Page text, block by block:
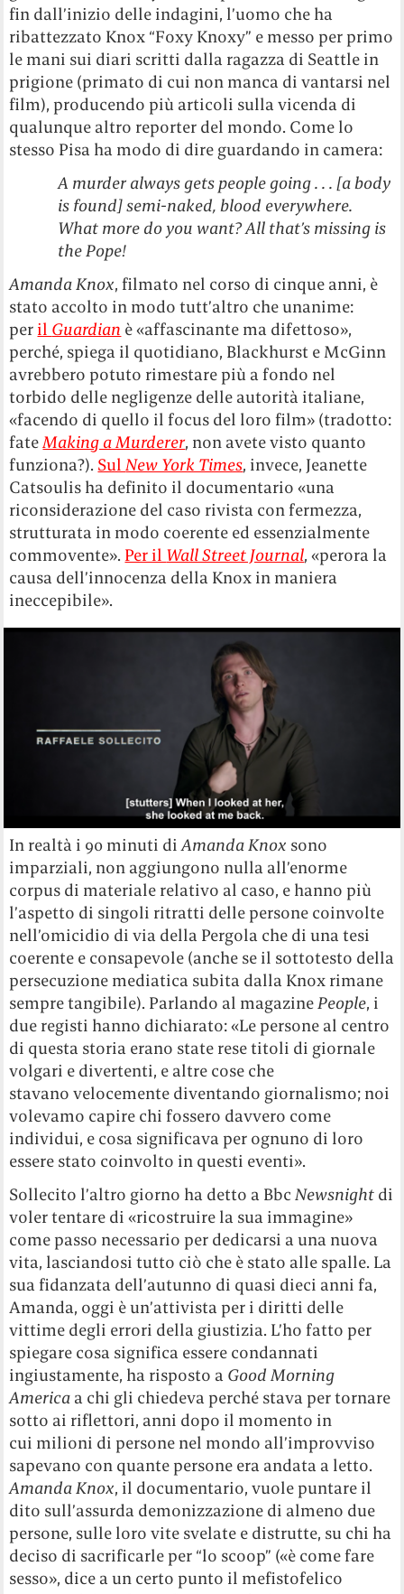
fin dall’inizio delle indagini, l’uomo che ha
ribattezzato Knox “Foxy Knoxy” e messo per primo
le mani sui diari scritti dalla ragazza di Seattle in
prigione (primato di cui non manca di vantarsi nel
film), producendo più articoli sulla vicenda di
qualunque altro reporter del mondo. Come lo
stesso Pisa ha modo di dire guardando in camera:
A murder always gets people going . . . [a body
is found] semi-naked, blood everywhere.
What more do you want? All that’s missing is
the Pope!
Amanda Knox, filmato nel corso di cinque anni, è
stato accolto in modo tutt’altro che unanime:
per il Guardian è «affascinante ma difettoso»,
perché, spiega il quotidiano, Blackhurst e McGinn
avrebbero potuto rimestare più a fondo nel
torbido delle negligenze delle autorità italiane,
«facendo di quello il focus del loro film» (tradotto:
fate Making a Murderer, non avete visto quanto
funziona?). Sul New York Times, invece, Jeanette
Catsoulis ha definito il documentario «una
riconsiderazione del caso rivista con fermezza,
strutturata in modo coerente ed essenzialmente
commovente». Per il Wall Street Journal, «perora la
causa dell’innocenza della Knox in maniera
ineccepibile».
In realtà i 90 minuti diAmanda Knox sono
imparziali, non aggiungono nulla all’enorme
corpus di materiale relativo al caso, e hanno più
l’aspetto di singoli ritratti delle persone coinvolte
nell’omicidio di via della Pergola che di una tesi
coerente e consapevole (anche se il sottotesto della
persecuzione mediatica subita dalla Knox rimane
sempre tangibile). Parlando al magazinePeople, i
due registi hanno dichiarato: «Le persone al centro
di questa storia erano state rese titoli di giornale
volgari e divertenti, e altre cose che
stavano velocemente diventando giornalismo; noi
volevamo capire chi fossero davvero come
individui, e cosa significava per ognuno di loro
essere stato coinvolto in questi eventi».
Sollecito l’altro giorno ha detto a BbcNewsnight di
voler tentare di «ricostruire la sua immagine»
come passo necessario per dedicarsi a una nuova
vita, lasciandosi tutto ciò che è stato alle spalle. La
sua fidanzata dell’autunno di quasi dieci anni fa,
Amanda, oggi è un’attivista per i diritti delle
vittime degli errori della giustizia. L’ho fatto per
spiegare cosa significa essere condannati
ingiustamente, ha risposto a Good Morning
America a chi gli chiedeva perché stava per tornare
sotto ai riflettori, anni dopo il momento in
cui milioni di persone nel mondo all’improvviso
sapevano con quante persone era andata a letto.
Amanda Knox, il documentario, vuole puntare il
dito sull’assurda demonizzazione di almeno due
persone, sulle loro vite svelate e distrutte, su chi ha
deciso di sacrificarle per “lo scoop” («è come fare
sesso», dice a un certo punto il mefistofelico